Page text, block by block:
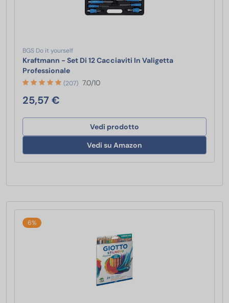
BGS Do it yourself
Kraftmann - Set Di 12 Cacciaviti In Valigetta
ProfessionaleKraftmann - Set Di 12 Cacciaviti In Valigetta
(207) 7.0/10
25,57 €
Vedi prodotto
Vedi su Amazon
6%